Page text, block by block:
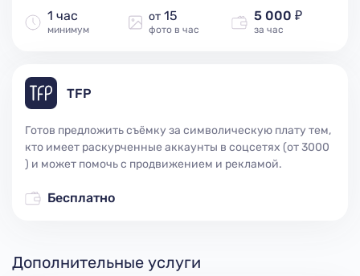
1 час
минимум
от15
фото в час
5 000 ₽
за час
TFP
Готов предложить съёмку за символическую плату тем,
кто имеет раскурченные аккаунты в соцсетях (от 3000
) и может помочь с продвижением и рекламой.
Бесплатно
Дополнительные услуги